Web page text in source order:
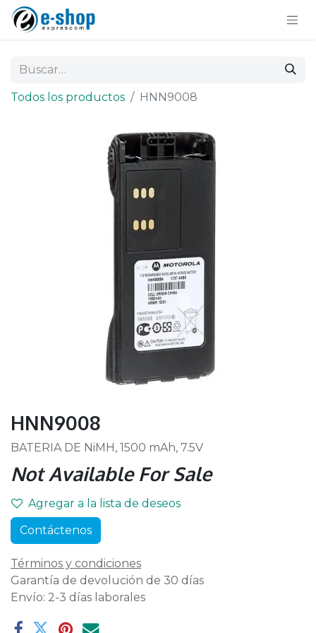
Todos los productos HNN9008
HNN9008
BATERIA DE NiMH, 1500 mAh, 7.5V
Not Available For Sale
Agregar a la lista de deseos
Contáctenos
Términos y condiciones
Garantía de devolución de 30 días
Envío: 2-3 días laborales